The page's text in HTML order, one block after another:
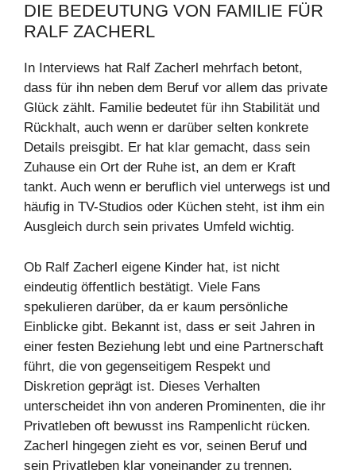
DIE BEDEUTUNG VON FAMILIE FÜR
RALF ZACHERL
In Interviews hat Ralf Zacherl mehrfach betont,
dass für ihn neben dem Beruf vor allem das private
Glück zählt. Familie bedeutet für ihn Stabilität und
Rückhalt, auch wenn er darüber selten konkrete
Details preisgibt. Er hat klar gemacht, dass sein
Zuhause ein Ort der Ruhe ist, an dem er Kraft
tankt. Auch wenn er beruflich viel unterwegs ist und
häufig in TV-Studios oder Küchen steht, ist ihm ein
Ausgleich durch sein privates Umfeld wichtig.
Ob Ralf Zacherl eigene Kinder hat, ist nicht
eindeutig öffentlich bestätigt. Viele Fans
spekulieren darüber, da er kaum persönliche
Einblicke gibt. Bekannt ist, dass er seit Jahren in
einer festen Beziehung lebt und eine Partnerschaft
führt, die von gegenseitigem Respekt und
Diskretion geprägt ist. Dieses Verhalten
unterscheidet ihn von anderen Prominenten, die ihr
Privatleben oft bewusst ins Rampenlicht rücken.
Zacherl hingegen zieht es vor, seinen Beruf und
sein Privatleben klar voneinander zu trennen.